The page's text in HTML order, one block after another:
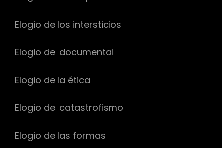
Elogio de los intersticios
Elogio del documental
Elogio de la ética
Elogio del catastrofismo
Elogio de las formas